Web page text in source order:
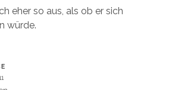
eher so aus, als ob er sich
würde.